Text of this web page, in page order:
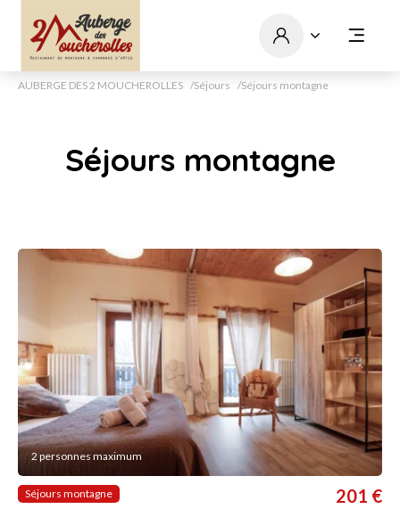
AUBERGE DES 2 MOUCHEROLLES Séjours Séjours montagne
Séjours montagne
2 personnes maximum
Séjours montagne 201 €